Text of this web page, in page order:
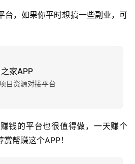
台，如果你平时想搞一些副业，可
家APP
目资源对接平台
钱的平台也很值得做，一天赚个
帮赚这个APP！